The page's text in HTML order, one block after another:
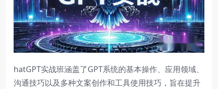
hatGPT实战班涵盖了GPT系统的基本操作、应用领域、
沟通技巧以及多种文案创作和工具使用技巧，旨在提升